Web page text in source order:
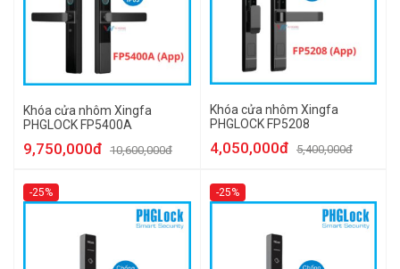
Khóa cửa nhôm Xingfa
PHGLOCK FP5400A
9,750,000đ 10,600,000đ
Khóa cửa nhôm Xingfa
PHGLOCK FP5208
4,050,000đ 5,400,000đ
-25% -25%